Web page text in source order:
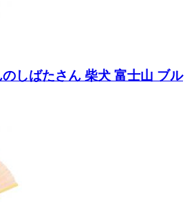
しばたさん 柴犬 富士山 ブル